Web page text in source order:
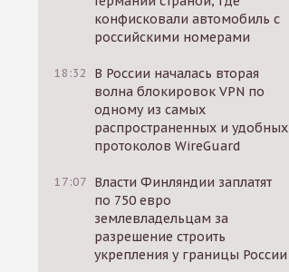
конфисковали автомобиль с
российскими номерами
18:32
В России началась вторая
волна блокировок VPN по
одному из самых
распространенных и удобных
протоколов WireGuard
17:07 Власти Финляндии заплатят
по 750 евро
землевладельцам за
разрешение строить
укрепления у границы России